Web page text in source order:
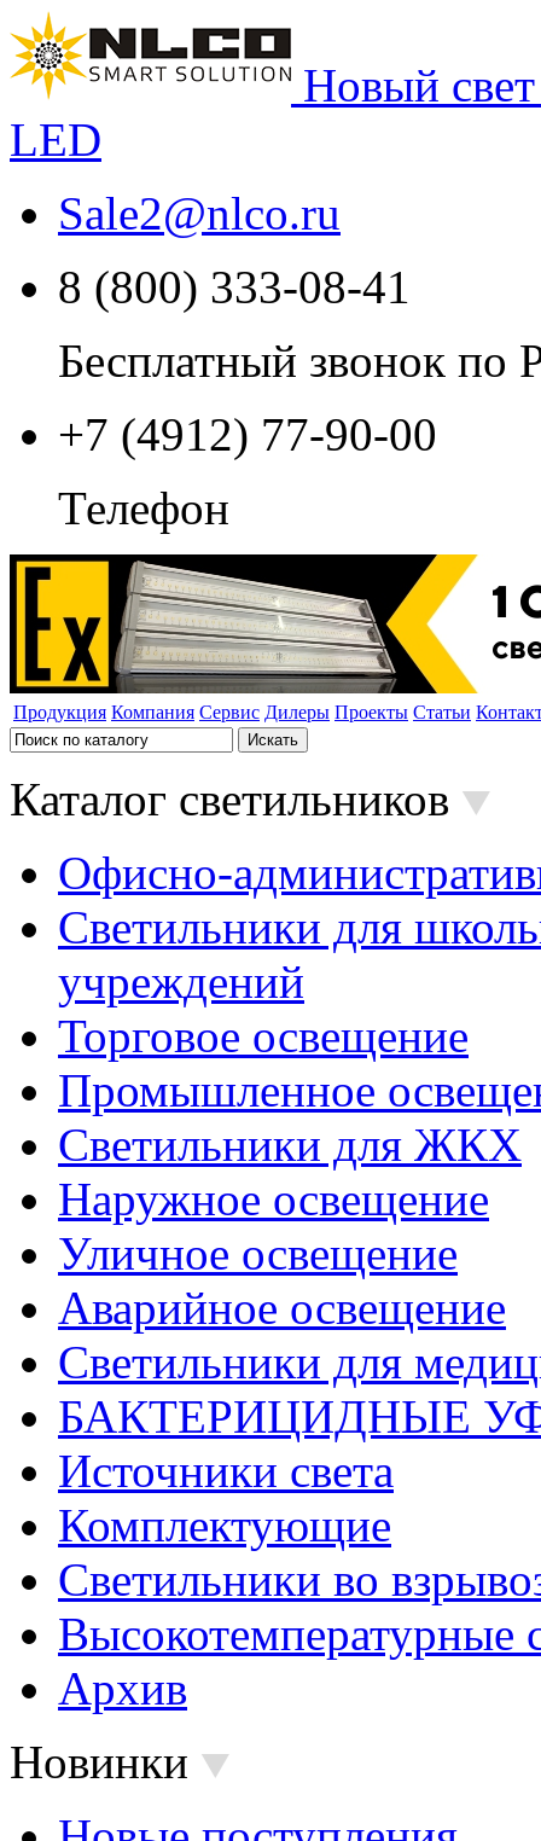
Новый
LED
Sale2@nlco.ru
8 (800) 333-08-41
Бесплатный звонок по
+7 (4912) 77-90-00
Телефон
Продукция Компания Сервис Дилеры Проекты Статьи
Каталог светильников
Офисно-
Светильники для
учреждений
Торговое освещение
Промышленное
Светильники для ЖКХ
Наружное освещение
Уличное освещение
Аварийное освещение
Светильники для
БАКТЕРИЦИДНЫЕ
Источники света
Комплектующие
Светильники во
Высокотемпературные
Архив
Новинки